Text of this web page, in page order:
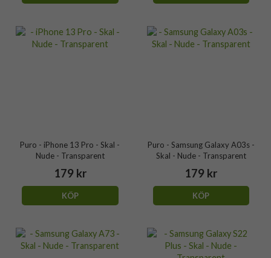
Puro - iPhone 13 Pro - Skal -
Nude - Transparent
179 kr
KÖP
Puro - Samsung Galaxy A03s -
Skal - Nude - Transparent
179 kr
KÖP